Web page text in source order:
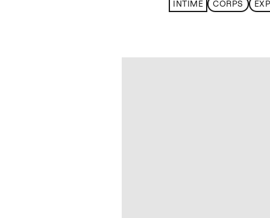
INTIME CORPS